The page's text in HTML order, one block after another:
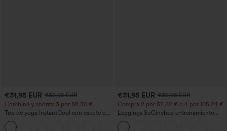
€31,95 EUR €35,95 EUR
Combina y ahorra: 3 por 88,30 €
Top de yoga InstantCool con escote en
U y bajo curvado - UPF50+
€31,95 EUR €35,95 EUR
Compra 2 por 52,62 € o 4 por 105,24 €.
Leggings SoCinched entrenamiento
moldeador abdomen bolsillo lateral tiro
alto